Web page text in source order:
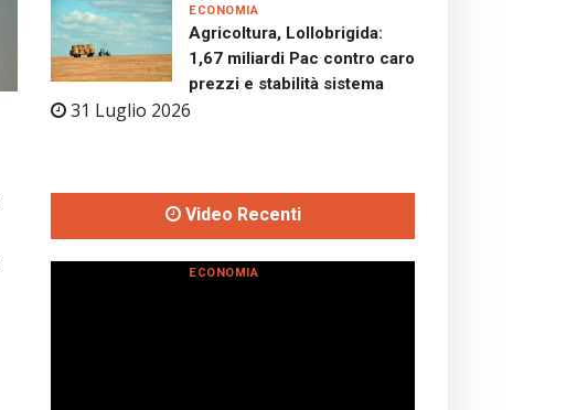
Agricoltura, Lollobrigida:
1,67 miliardi Pac contro caro
prezzi e stabilità sistema
31 Luglio 2026
ECONOMIA
Video Recenti
ECONOMIA